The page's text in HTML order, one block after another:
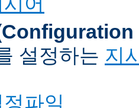
설정하는 지
파일